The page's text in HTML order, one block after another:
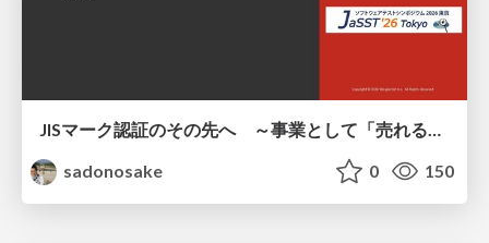
JISマーク認証のその先へ ～事業として「売れる」サービスの品質保証とは何か、 総務大臣認定タイムスタンプサービスの裏側～
sadonosake
0 150